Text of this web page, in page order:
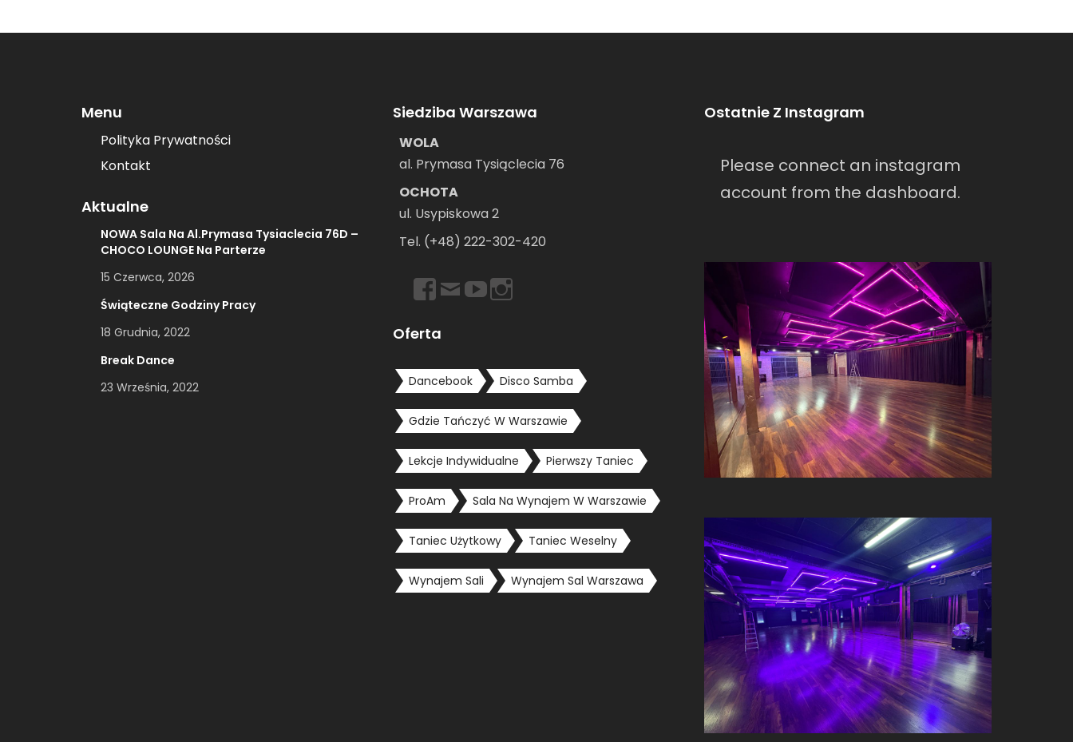
Menu
Polityka Prywatności
Kontakt
Aktualne
NOWA Sala Na Al.Prymasa Tysiaclecia 76D –
CHOCO LOUNGE Na Parterze
15 Czerwca, 2026
Świąteczne Godziny Pracy
18 Grudnia, 2022
Break Dance
23 Września, 2022
Siedziba Warszawa
WOLA
al. Prymasa Tysiąclecia 76
OCHOTA
ul. Usypiskowa 2
Tel. (+48) 222-302-420
https://www.facebook.com/dancebookwarszawa
Emailhttps://www.youtube.com/user/dancebookpl
Oferta
Dancebook Disco Samba
Gdzie Tańczyć W Warszawie
Lekcje Indywidualne Pierwszy Taniec
ProAm Sala Na Wynajem W Warszawie
Taniec Użytkowy Taniec Weselny
Wynajem Sali Wynajem Sal Warszawa
Ostatnie Z Instagram
Please connect an instagram
account from the dashboard.